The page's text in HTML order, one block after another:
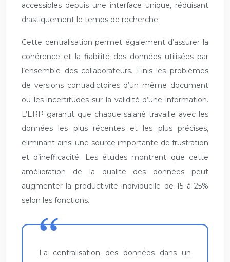
accessibles depuis une interface unique, réduisant
drastiquement le temps de recherche.
Cette centralisation permet également d’assurer la
cohérence et la fiabilité des données utilisées par
l’ensemble des collaborateurs. Finis les problèmes
de versions contradictoires d’un même document
ou les incertitudes sur la validité d’une information.
L’ERP garantit que chaque salarié travaille avec les
données les plus récentes et les plus précises,
éliminant ainsi une source importante de frustration
et d’inefficacité. Les études montrent que cette
amélioration de la qualité des données peut
augmenter la productivité individuelle de 15 à 25%
selon les fonctions.
La centralisation des données dans un